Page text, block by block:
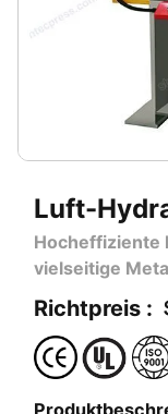
Luft-
Hocheffiziente
vielseitige
Richtpreis :